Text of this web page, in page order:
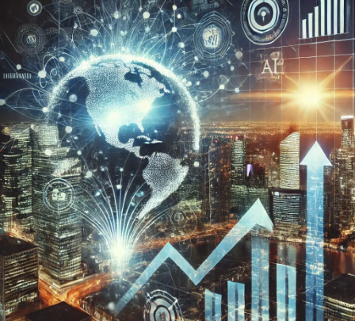
神奈川エリア
新潟エリア
富山エリア
石川エリア
福井エリア
山梨エリア
長野エリア
岐阜エリア
静岡エリア
愛知エリア
三重エリア
滋賀エリア
京都エリア
大阪市エリア
北摂エリア
堺・泉州エリア
河内エリア
兵庫エリア
奈良エリア
和歌山エリア
鳥取エリア
島根エリア
岡山エリア
広島エリア
山口エリア
徳島エリア